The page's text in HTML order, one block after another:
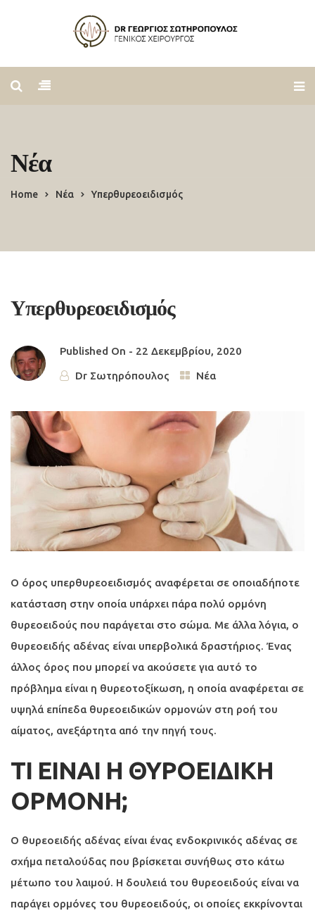
Νέα
Home Νέα Υπερθυρεοειδισμός
Υπερθυρεοειδισμός
Published On - 22 Δεκεμβρίου, 2020
Dr Σωτηρόπουλος Νέα
Ο όρος υπερθυρεοειδισμός αναφέρεται σε οποιαδήποτε
κατάσταση στην οποία υπάρχει πάρα πολύ ορμόνη
θυρεοειδούς που παράγεται στο σώμα. Με άλλα λόγια, ο
θυρεοειδής αδένας είναι υπερβολικά δραστήριος. Ένας
άλλος όρος που μπορεί να ακούσετε για αυτό το
πρόβλημα είναι η θυρεοτοξίκωση, η οποία αναφέρεται σε
υψηλά επίπεδα θυρεοειδικών ορμονών στη ροή του
αίματος, ανεξάρτητα από την πηγή τους.
ΤΙ ΕΙΝΑΙ Η ΘΥΡΟΕΙΔΙΚΗ
ΟΡΜΟΝΗ;
Ο θυρεοειδής αδένας είναι ένας ενδοκρινικός αδένας σε
σχήμα πεταλούδας που βρίσκεται συνήθως στο κάτω
μέτωπο του λαιμού. Η δουλειά του θυρεοειδούς είναι να
παράγει ορμόνες του θυρεοειδούς, οι οποίες εκκρίνονται